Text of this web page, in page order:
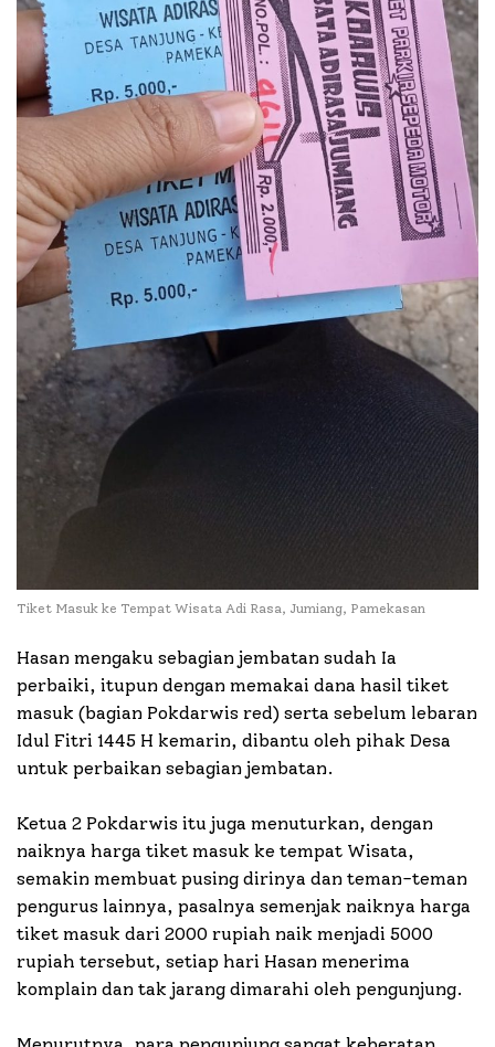
Tiket Masuk ke Tempat Wisata Adi Rasa, Jumiang, Pamekasan
Hasan mengaku sebagian jembatan sudah Ia
perbaiki, itupun dengan memakai dana hasil tiket
masuk (bagian Pokdarwis red) serta sebelum lebaran
Idul Fitri 1445 H kemarin, dibantu oleh pihak Desa
untuk perbaikan sebagian jembatan.
Ketua 2 Pokdarwis itu juga menuturkan, dengan
naiknya harga tiket masuk ke tempat Wisata,
semakin membuat pusing dirinya dan teman-teman
pengurus lainnya, pasalnya semenjak naiknya harga
tiket masuk dari 2000 rupiah naik menjadi 5000
rupiah tersebut, setiap hari Hasan menerima
komplain dan tak jarang dimarahi oleh pengunjung.